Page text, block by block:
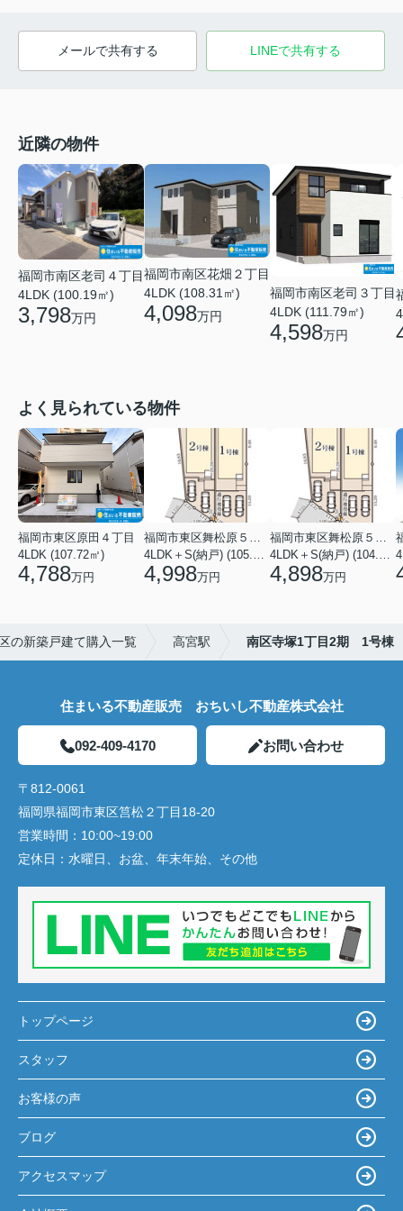
メールで共有する LINEで共有する
近隣の物件
福岡市南区老司４丁目
4LDK (100.19㎡)
3,798万円
福岡市南区花畑２丁目
4LDK (108.31㎡)
4,098万円
福岡市南区老司３丁目
4LDK (111.79㎡)
4,598万円
よく見られている物件
福岡市東区原田４丁目
4LDK (107.72㎡)
4,788万円 4,998万円 4,898万円
の新築戸建て購入一覧 高宮駅 南区寺塚1丁目2期 1号棟
住まいる不動産販売 おちいし不動産株式会社
092-409-4170 お問い合わせ
〒812-0061
福岡県福岡市東区筥松２丁目18-20
営業時間： 10:00~19:00
定休日： 水曜日、お盆、年末年始、その他
トップページ
スタッフ
お客様の声
ブログ
アクセスマップ